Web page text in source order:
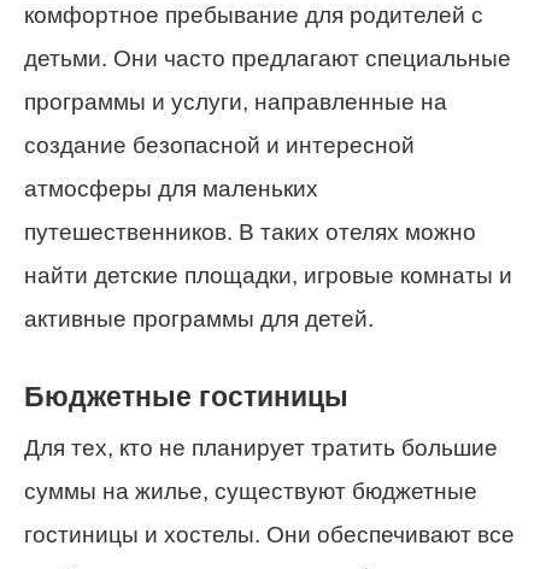
комфортное пребывание для родителей с
детьми. Они часто предлагают специальные
программы и услуги, направленные на
создание безопасной и интересной
атмосферы для маленьких
путешественников. В таких отелях можно
найти детские площадки, игровые комнаты и
активные программы для детей.
Бюджетные гостиницы
Для тех, кто не планирует тратить большие
суммы на жилье, существуют бюджетные
гостиницы и хостелы. Они обеспечивают все